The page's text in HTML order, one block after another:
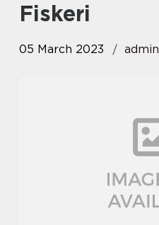
fiskeri
05 March 2023 admin